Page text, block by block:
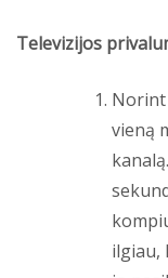
Televizijos
Norint
vieną
ilgiau,